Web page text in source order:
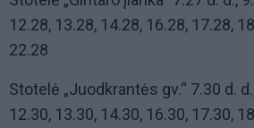
12.28, 13.28, 14.28, 16.28, 17.28,
22.28
Stotelė „Juodkrantės gv.“ 7.30 d.
12.30, 13.30, 14.30, 16.30, 17.30,